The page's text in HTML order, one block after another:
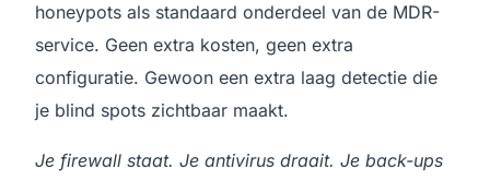
honeypots als standaard onderdeel van de MDR-
service. Geen extra kosten, geen extra
configuratie. Gewoon een extra laag detectie die
je blind spots zichtbaar maakt.
Je firewall staat. Je antivirus draait. Je back-ups